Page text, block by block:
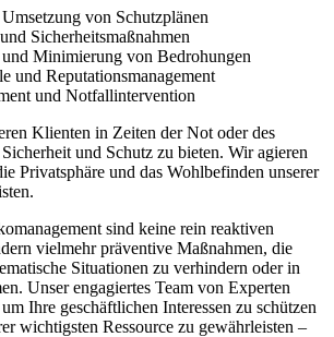
von Schutzplänen
Sicherheitsmaßnahmen
Minimierung von Bedrohungen
und Reputationsmanagement
und Notfallintervention
Klienten in Zeiten der Not oder des
und Schutz zu bieten. Wir agieren
Privatsphäre und das Wohlbefinden unserer
sind keine rein reaktiven
vielmehr präventive Maßnahmen, die
Situationen zu verhindern oder in
Unser engagiertes Team von Experten
Ihre geschäftlichen Interessen zu schützen
wichtigsten Ressource zu gewährleisten –